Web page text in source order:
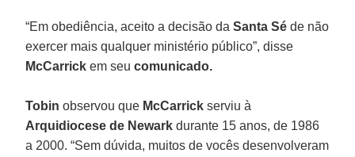
“Em obediência, aceito a decisão daSanta Sé de não
exercer mais qualquer ministério público”, disse
McCarrick em seucomunicado.
Tobin observou que McCarrick serviu à
Arquidiocese de Newark durante 15 anos, de 1986
a 2000. “Sem dúvida, muitos de vocês desenvolveram